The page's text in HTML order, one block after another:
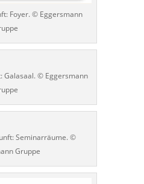
Foyer. © Eggersmann
Galasaal. © Eggersmann
Seminarräume. ©
Gruppe